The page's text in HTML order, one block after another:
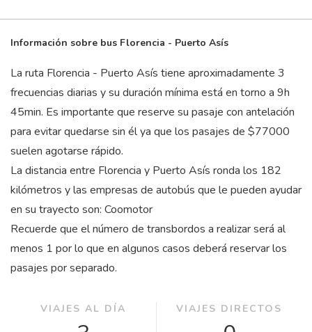
Información sobre bus Florencia - Puerto Asís
La ruta Florencia - Puerto Asís tiene aproximadamente 3
frecuencias diarias y su duración mínima está en torno a 9h
45min. Es importante que reserve su pasaje con antelación
para evitar quedarse sin él ya que los pasajes de $77000
suelen agotarse rápido.
La distancia entre Florencia y Puerto Asís ronda los 182
kilómetros y las empresas de autobús que le pueden ayudar
en su trayecto son: Coomotor
Recuerde que el número de transbordos a realizar será al
menos 1 por lo que en algunos casos deberá reservar los
pasajes por separado.
VIAJES AL DÍA VIAJES DIRECTOS